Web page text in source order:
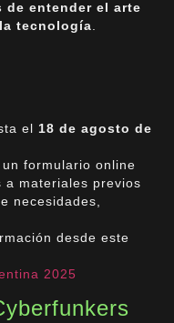
de entender el arte
tecnología.
el 18 de agosto de
formulario online
a materiales previos
necesidades,
desde este
2025